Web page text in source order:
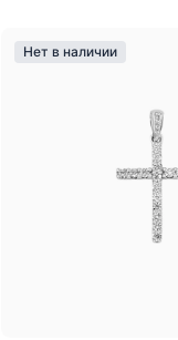
Нет в наличии